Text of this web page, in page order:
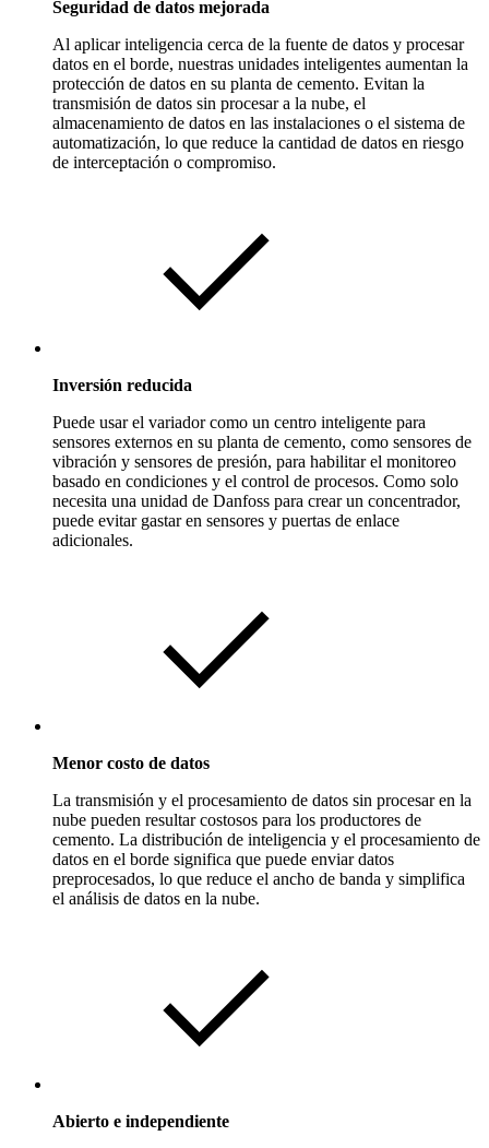
Seguridad de datos mejorada
Al aplicar inteligencia cerca de la fuente de datos y procesar
datos en el borde, nuestras unidades inteligentes aumentan la
protección de datos en su planta de cemento. Evitan la
transmisión de datos sin procesar a la nube, el
almacenamiento de datos en las instalaciones o el sistema de
automatización, lo que reduce la cantidad de datos en riesgo
de interceptación o compromiso.
Inversión reducida
Puede usar el variador como un centro inteligente para
sensores externos en su planta de cemento, como sensores de
vibración y sensores de presión, para habilitar el monitoreo
basado en condiciones y el control de procesos. Como solo
necesita una unidad de Danfoss para crear un concentrador,
puede evitar gastar en sensores y puertas de enlace
adicionales.
Menor costo de datos
La transmisión y el procesamiento de datos sin procesar en la
nube pueden resultar costosos para los productores de
cemento. La distribución de inteligencia y el procesamiento de
datos en el borde significa que puede enviar datos
preprocesados, lo que reduce el ancho de banda y simplifica
el análisis de datos en la nube.
Abierto e independiente